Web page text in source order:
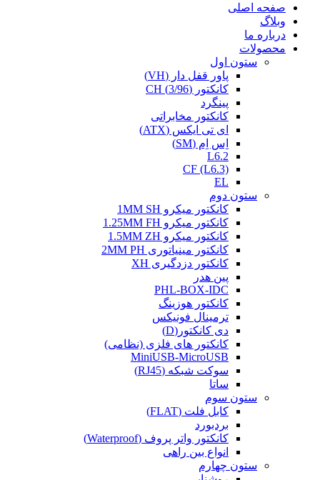
صفحه اصلی
وبلاگ
درباره ما
محصولات
ستون اول
پاور قفل دار (VH)
کانکتور (3/96) CH
پینگرد
کانکتور مخابراتی
ای تی ایکس (ATX)
اِس اِم (SM)
L6.2
CF (L6.3)
EL
ستون دوم
کانکتور میکرو 1MM SH
کانکتور میکرو 1.25MM FH
کانکتور میکرو 1.5MM ZH
کانکتور مینیاتوری 2MM PH
کانکتور دزدگیری XH
پین هدر
PHL-BOX-IDC
کانکتور هوزینگ
ترمینال فونیکس
دی کانکتور(D)
کانکتور های فلزی (نظامی)
MiniUSB-MicroUSB
سوکت شبکه (RJ45)
ساتا
ستون سوم
کابل فلت (FLAT)
بردبورد
کانکتور واتر پروف (Waterproof)
انواع بین راهی
ستون چهارم